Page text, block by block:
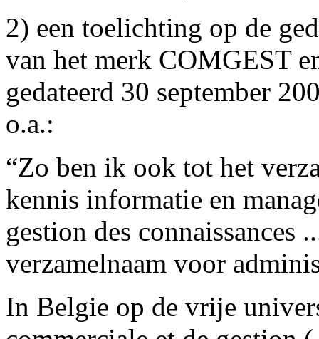
2) een toelichting op de
van het merk COMGEST
gedateerd 30 september
o.a.:
“Zo ben ik ook tot het
kennis informatie en
gestion des connaissances
verzamelnaam voor
In Belgie op de vrije